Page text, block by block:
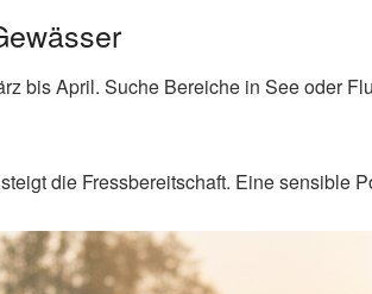
bis April. Suche Bereiche in See oder
die Fressbereitschaft. Eine sensible